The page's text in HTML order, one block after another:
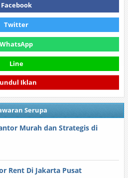
Facebook
Twitter
WhatsApp
Line
Iklan
Serupa
Murah dan Strategis di
Rent Di Jakarta Pusat